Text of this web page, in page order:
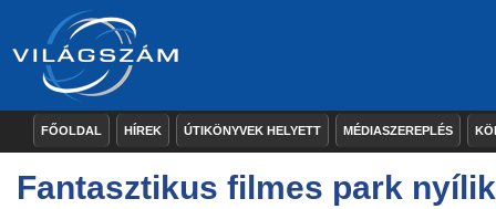
FŐOLDAL HÍREK ÚTIKÖNYVEK HELYETT MÉDIASZEREPLÉS
Fantasztikus filmes park